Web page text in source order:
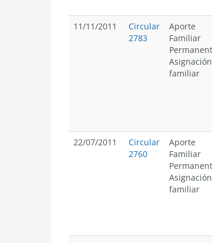
11/11/2011
Circular
2783
Aporte
Familiar
Asignación
familiar
22/07/2011
Circular
2760
Aporte
Familiar
Asignación
familiar